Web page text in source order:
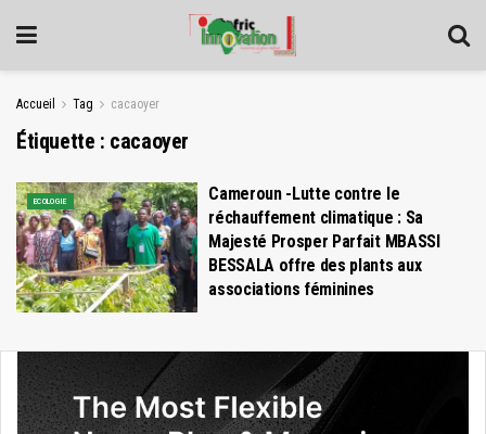
Accueil Tag cacaoyer
Étiquette : cacaoyer
ECOLOGIE
Cameroun -Lutte contre le
réchauffement climatique : Sa
Majesté Prosper Parfait MBASSI
BESSALA offre des plants aux
associations féminines